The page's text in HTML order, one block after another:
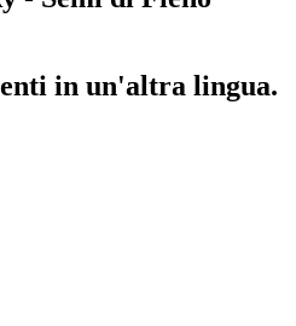
in un'altra lingua.